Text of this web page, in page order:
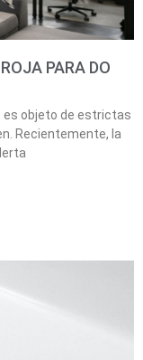
PARA DO
es objeto de estrictas
Recientemente, la